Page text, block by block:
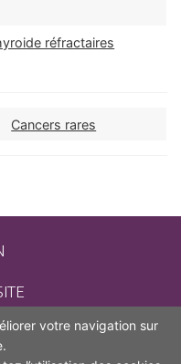
réfractaires
Cancers rares
votre navigation sur